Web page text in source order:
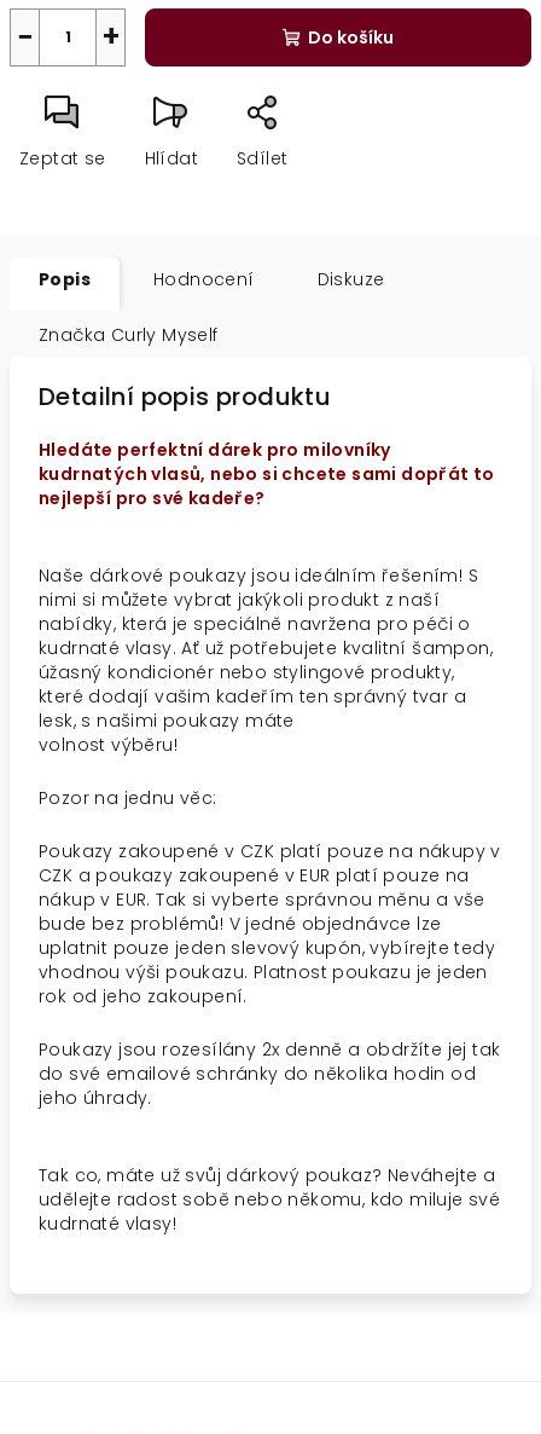
+
− Do košíku
Zeptat se Hlídat Sdílet
Popis Hodnocení Diskuze
Značka Curly Myself
Detailní popis produktu
Hledáte perfektní dárek pro milovníky
kudrnatých vlasů, nebo si chcete sami dopřát to
nejlepší pro své kadeře?
Naše dárkové poukazy jsou ideálním řešením! S
nimi si můžete vybrat jakýkoli produkt z naší
nabídky, která je speciálně navržena pro péči o
kudrnaté vlasy. Ať už potřebujete kvalitní šampon,
úžasný kondicionér nebo stylingové produkty,
které dodají vašim kadeřím ten správný tvar a
lesk, s našimi poukazy máte
volnost výběru!
Pozor na jednu věc:
Poukazy zakoupené v CZK platí pouze na nákupy v
CZK a poukazy zakoupené v EUR platí pouze na
nákup v EUR. Tak si vyberte správnou měnu a vše
bude bez problémů! V jedné objednávce lze
uplatnit pouze jeden slevový kupón, vybírejte tedy
vhodnou výši poukazu. Platnost poukazu je jeden
rok od jeho zakoupení.
Poukazy jsou rozesílány 2x denně a obdržíte jej tak
do své emailové schránky do několika hodin od
jeho úhrady.
Tak co, máte už svůj dárkový poukaz? Neváhejte a
udělejte radost sobě nebo někomu, kdo miluje své
kudrnaté vlasy!